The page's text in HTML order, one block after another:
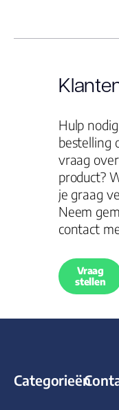
Hulp
bestelling
vraag
product?
je graag
Neem
contact
Vraag
stellen
Categorieën